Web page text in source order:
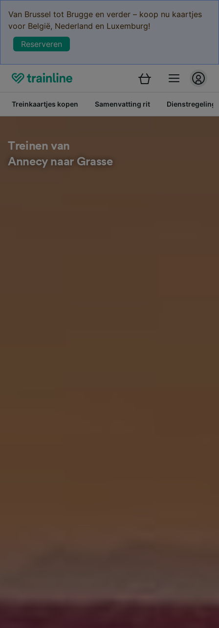
Van Brussel tot Brugge en verder – koop nu kaartjes
voor België, Nederland en Luxemburg!
Reserveren
Treinkaartjes kopen Samenvatting rit Dienstregeling
Treinen van
Annecy naar Grasse